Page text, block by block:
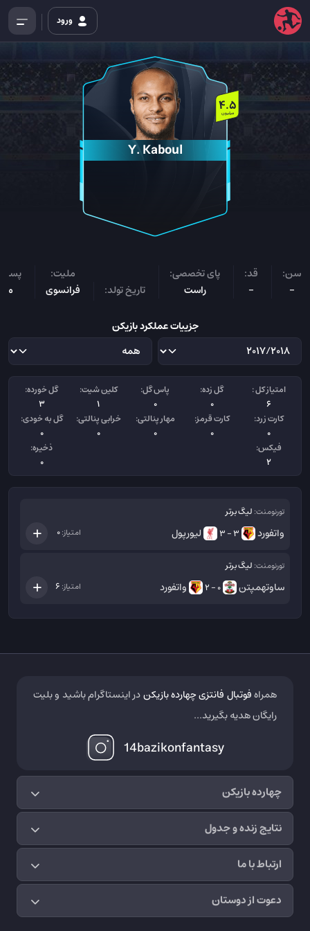
ورود
Y. Kaboul
4.5
میلیون
سن:
-
قد:
-
پای تخصصی:
راست
تاریخ تولد:
ملیت:
فرانسوی
پست
جزییات عملکرد بازیکن
امتیاز کل :
6
گل زده:
0
پاس گل:
0
کلین شیت:
1
گل خورده:
3
کارت زرد:
0
کارت قرمز:
0
مهار پنالتی:
0
خرابی پنالتی:
0
گل به خودی:
0
فیکس:
2
ذخیره:
0
تورنومنت: لیگ برتر
واتفورد 3 - 3 لیورپول امتیاز:0
تورنومنت: لیگ برتر
ساوتهمپتن 0 - 2 واتفورد امتیاز: 6
چهارده بازیکن
نتایج زنده و جدول
ارتباط با ما
دعوت از دوستان
همراهفوتبال فانتزی چهارده بازیکندر اینستاگرام باشید و بلیت
رایگان هدیه بگیرید...
14bazikonfantasy